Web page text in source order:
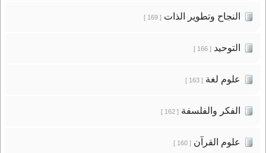
النجاح وتطوير الذات[ 169 ]
التوحيد[ 166 ]
علوم لغة[ 163 ]
الفكر والفلسفة[ 162 ]
علوم القرآن[ 160 ]